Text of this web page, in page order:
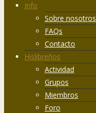
Info
Sobre nosotros
FAQs
Contacto
Hislibreños
Actividad
Grupos
Miembros
Foro